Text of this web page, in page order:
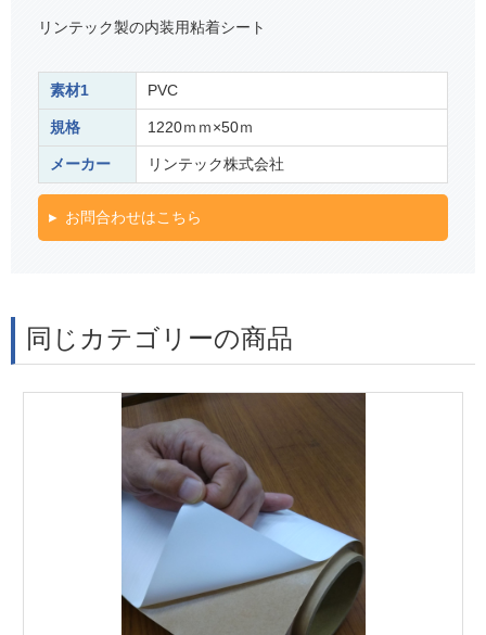
リンテック製の内装用粘着シート
素材1 PVC
規格 1220ｍｍ×50ｍ
メーカー リンテック株式会社
お問合わせはこちら
同じカテゴリーの商品